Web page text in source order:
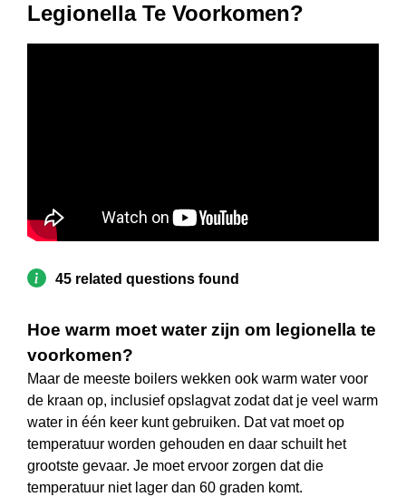
Legionella Te Voorkomen?
45 related questions found
Hoe warm moet water zijn om legionella te
voorkomen?
Maar de meeste boilers wekken ook warm water voor
de kraan op, inclusief opslagvat zodat dat je veel warm
water in één keer kunt gebruiken. Dat vat moet op
temperatuur worden gehouden en daar schuilt het
grootste gevaar. Je moet ervoor zorgen dat die
temperatuur niet lager dan 60 graden komt.